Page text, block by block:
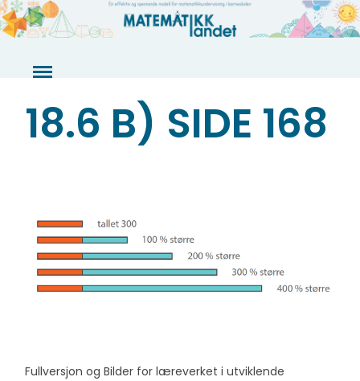
Skip
to
18.6 B) SIDE 168
Fullversjon og Bilder for læreverket i utviklende